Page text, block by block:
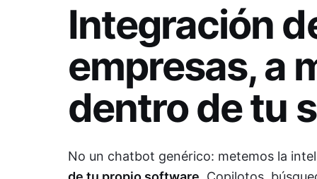
Integración
empresas, a
dentro de tu
No un chatbot genérico: metemos la